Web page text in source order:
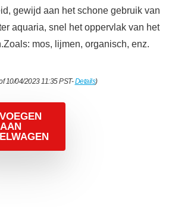
gewijd aan het schone gebruik van
aquaria, snel het oppervlak van het
mos, lijmen, organisch, enz.
10/04/2023 11:35 PST-Details)
AAN